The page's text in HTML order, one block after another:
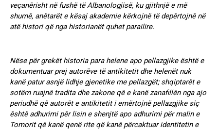
veçanërisht në fushë të Albanologjisë, ku gjithnjë e më
shumë, anëtarët e kësaj akademie kërkojnë të depërtojnë në
atë histori që nga historianët quhet parailire.
Nëse për grekët historia para helene apo pellazgjike është e
dokumentuar prej autorëve të antikitetit dhe helenët nuk
kanë patur asnjë lidhje gjenetike me pellazgët; shqiptarët e
sotëm ruajnë tradita dhe zakone që e kanë zanafillën nga ajo
periudhë që autorët e antikitetit i emërtojnë pellazgjike siç
është adhurimi për lisin e shenjtë apo adhurimi për malin e
Tomorit që kanë qenë rite që kanë përcaktuar identitetin e